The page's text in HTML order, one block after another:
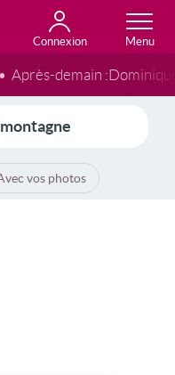
Connexion
Après-demain :
vos photos